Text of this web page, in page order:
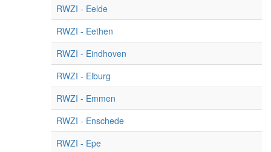
RWZI - Eelde
RWZI - Eethen
RWZI - Eindhoven
RWZI - Elburg
RWZI - Emmen
RWZI - Enschede
RWZI - Epe